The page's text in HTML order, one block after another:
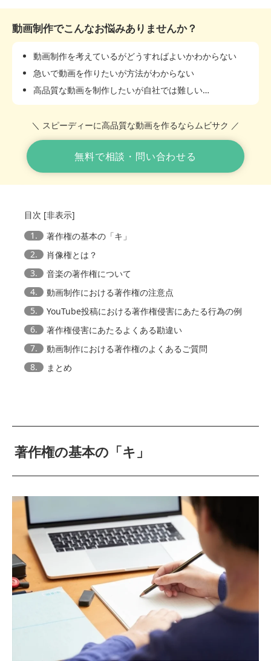
動画制作でこんなお悩みありませんか？
動画制作を考えているがどうすればよいかわからない
急いで動画を作りたいが方法がわからない
高品質な動画を制作したいが自社では難しい…
＼ スピーディーに高品質な動画を作るならムビサク ／
無料で相談・問い合わせる
目次 [非表示]
1.
著作権の基本の「キ」
2.
肖像権とは？
3.
音楽の著作権について
4.
動画制作における著作権の注意点
5.
YouTube投稿における著作権侵害にあたる行為の例
6.
著作権侵害にあたるよくある勘違い
7.
動画制作における著作権のよくあるご質問
8.
まとめ
著作権の基本の「キ」